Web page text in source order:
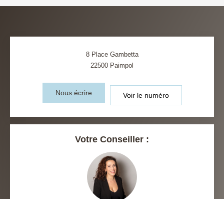
8 Place Gambetta
22500 Paimpol
Nous écrire Voir le numéro
Votre Conseiller :